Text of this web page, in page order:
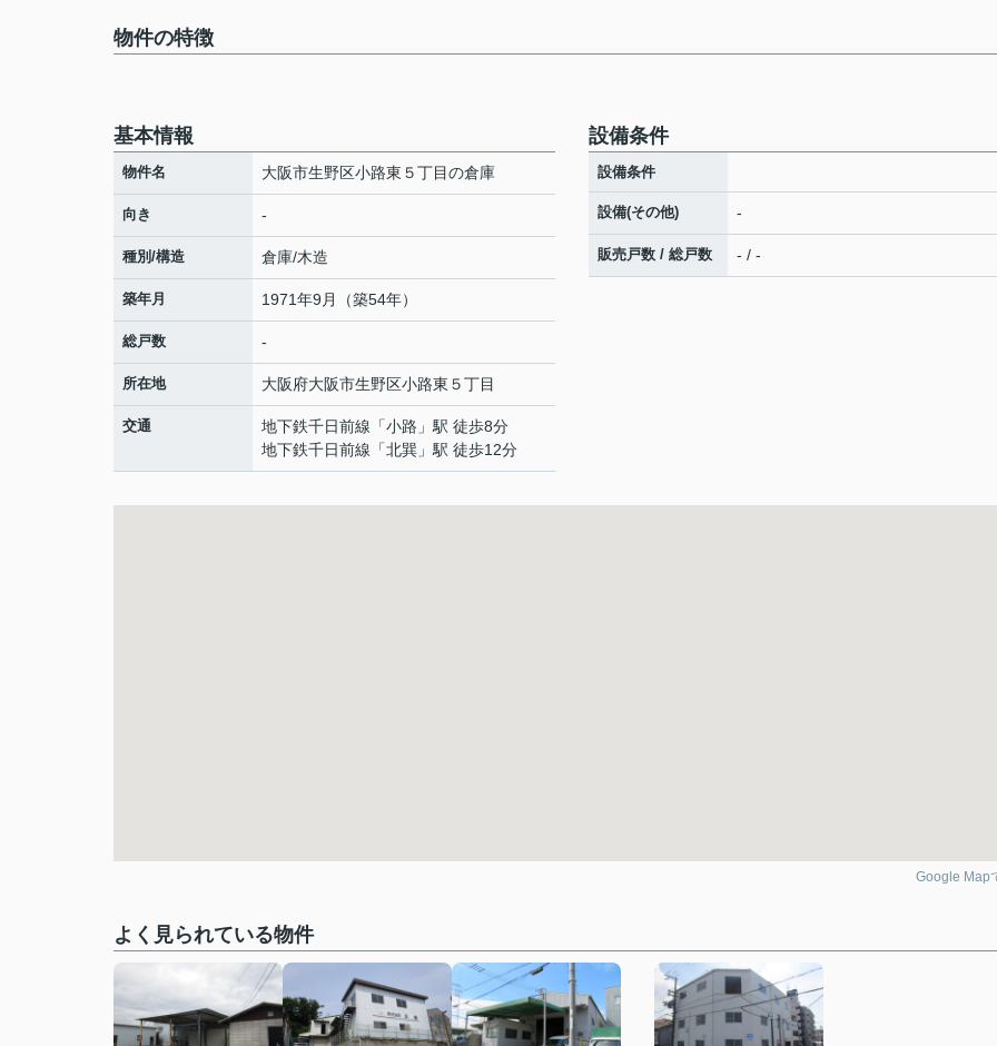
物件の特徴
基本情報
物件名 大阪市生野区小路東５丁目の倉庫
向き -
種別/構造 倉庫/木造
築年月 1971年9月（築54年）
総戸数 -
所在地 大阪府大阪市生野区小路東 ５丁目
交通 地下鉄千日前線 「小路 」駅 徒歩8分
地下鉄千日前線 「北巽 」駅 徒歩12分
設備条件
設備条件
設備(その他) -
販売戸数 / 総戸数 - / -
Google Map
よく見られている物件